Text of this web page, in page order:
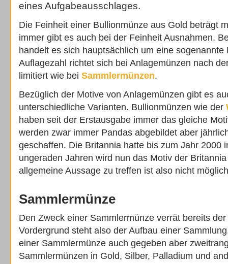
eines Aufgabeausschlages.
Die Feinheit einer Bullionmünze aus Gold beträgt
immer gibt es auch bei der Feinheit Ausnahmen.
handelt es sich hauptsächlich um eine sogenannte
Auflagezahl richtet sich bei Anlagemünzen nach
limitiert wie bei Sammlermünzen.
Bezüglich der Motive von Anlagemünzen gibt es
unterschiedliche Varianten. Bullionmünzen wie der
haben seit der Erstausgabe immer das gleiche
werden zwar immer Pandas abgebildet aber
geschaffen. Die Britannia hatte bis zum Jahr 2000
ungeraden Jahren wird nun das Motiv der
allgemeine Aussage zu treffen ist also nicht
Sammlermünze
Den Zweck einer Sammlermünze verrät bereits
Vordergrund steht also der Aufbau einer
einer Sammlermünze auch gegeben aber
Sammlermünzen in Gold, Silber, Palladium und